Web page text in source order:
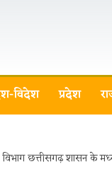
विदेश प्रदेश